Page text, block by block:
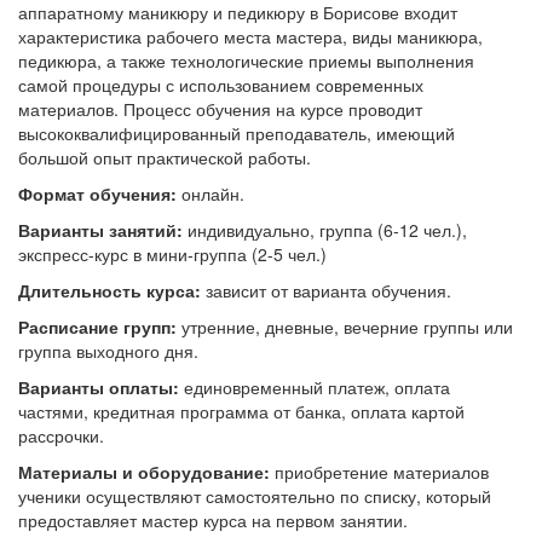
аппаратному маникюру и педикюру в Борисове входит
характеристика рабочего места мастера, виды маникюра,
педикюра, а также технологические приемы выполнения
самой процедуры с использованием современных
материалов. Процесс обучения на курсе проводит
высококвалифицированный преподаватель, имеющий
большой опыт практической работы.
Формат обучения: онлайн.
Варианты занятий: индивидуально, группа (6-12 чел.),
экспресс-курс в мини-группа (2-5 чел.)
Длительность курса: зависит от варианта обучения.
Расписание групп: утренние, дневные, вечерние группы или
группа выходного дня.
Варианты оплаты: единовременный платеж, оплата
частями, кредитная программа от банка, оплата картой
рассрочки.
Материалы и оборудование: приобретение материалов
ученики осуществляют самостоятельно по списку, который
предоставляет мастер курса на первом занятии.